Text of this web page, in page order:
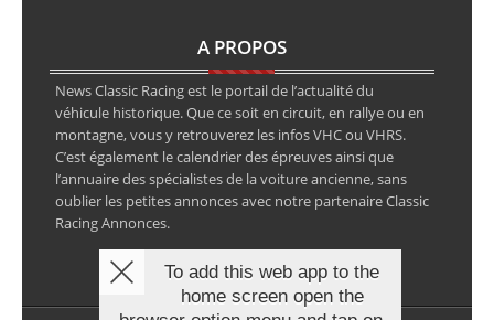
A PROPOS
News Classic Racing est le portail de l’actualité du
véhicule historique. Que ce soit en circuit, en rallye ou en
montagne, vous y retrouverez les infos VHC ou VHRS.
C’est également le calendrier des épreuves ainsi que
l’annuaire des spécialistes de la voiture ancienne, sans
oublier les petites annonces avec notre partenaire Classic
Racing Annonces.
To add this web app to the
home screen open the